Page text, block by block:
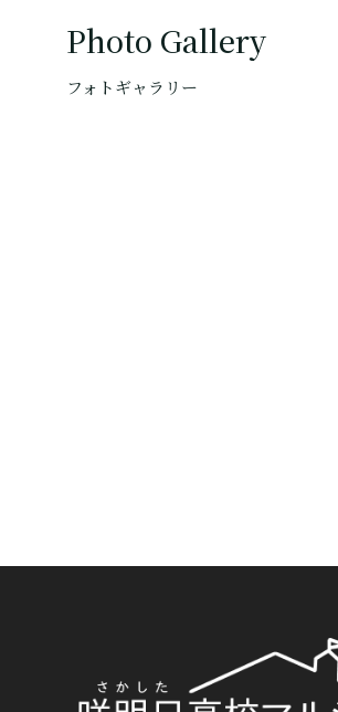
Photo Gallery
フォトギャラリー